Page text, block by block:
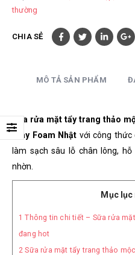
thường
CHIA SẺ
MÔ TẢ SẢN PHẨM
Sữa rửa mặt tẩy trang thảo
Clay Foam Nhật với công thức
làm sạch sâu lỗ chân lông,
nhờn.
Mục lục
1 Thông tin chi tiết – Sữa rửa
đang hot
2 Sữa rửa mặt tẩy trang thảo